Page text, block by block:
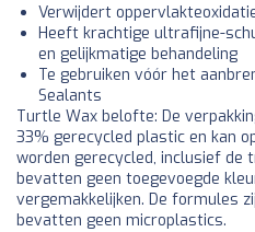
Verwijdert
Heeft krachtige ultrafijne-
en gelijkmatige behandeling
Te gebruiken vóór het
Sealants
Turtle Wax belofte: De
33% gerecycled plastic en kan
worden gerecycled, inclusief de
bevatten geen toegevoegde
vergemakkelijken. De formules
bevatten geen microplastics.